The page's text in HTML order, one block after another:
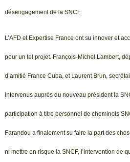
désengagement de la SNCF.
L’AFD et Expertise France ont su innover et
pour un tel projet. François-Michel Lambert,
d’amitié France Cuba, et Laurent Brun,
intervenus auprès du nouveau président la
participation à titre personnel de cheminots
Farandou a finalement su faire la part des
ni mettre en risque la SNCF, l’intervention de